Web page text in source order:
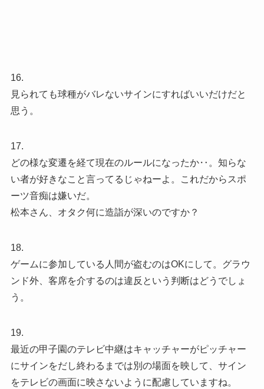
16.
見られても球種がバレないサインにすればいいだけだと
思う。
17.
どの様な変遷を経て現在のルールになったか‥。知らな
い者が好きなこと言ってるじゃねーよ。これだからスポ
ーツ音痴は嫌いだ。
松本さん、オタク何に造詣が深いのですか？
18.
ゲームに参加している人間が盗むのはOKにして。グラウ
ンド外、客席を介するのは違反という判断はどうでしょ
う。
19.
最近の甲子園のテレビ中継はキャッチャーがピッチャー
にサインをだし終わるまでは別の場面を映して、サイン
をテレビの画面に映さないように配慮していますね。